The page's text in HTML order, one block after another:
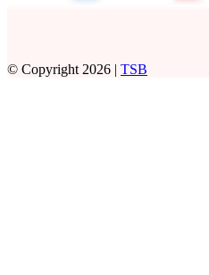
© Copyright 2026 | TSB